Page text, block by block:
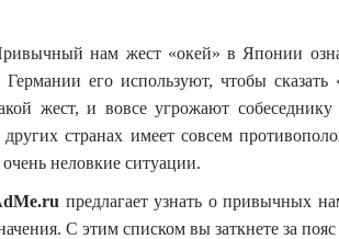
нам жест «окей» в Японии
Германии его используют, чтобы
жест, и вовсе угрожают
других странах имеет совсем
очень неловкие ситуации.
предлагает узнать о привычных
С этим списком вы заткнете за